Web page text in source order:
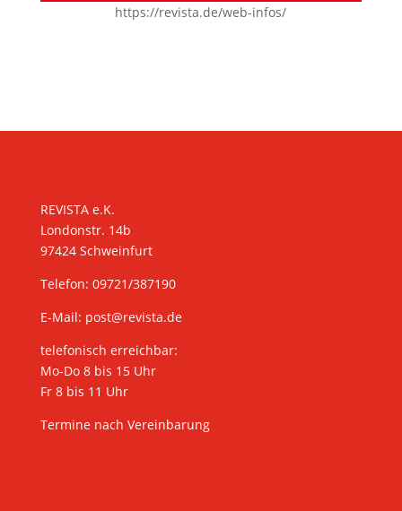
https://revista.de/web-infos/
REVISTA e.K.
Londonstr. 14b
97424 Schweinfurt
Telefon: 09721/387190
E-Mail: post@revista.de
telefonisch erreichbar:
Mo-Do 8 bis 15 Uhr
Fr 8 bis 11 Uhr
Termine nach Vereinbarung